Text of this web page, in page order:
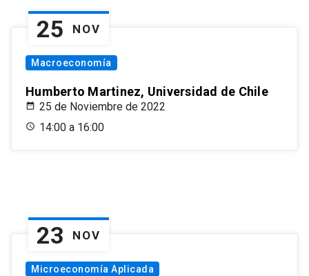
25 NOV
Macroeconomía
Humberto Martinez, Universidad de Chile
25 de Noviembre de 2022
14:00 a 16:00
23 NOV
Microeconomía Aplicada